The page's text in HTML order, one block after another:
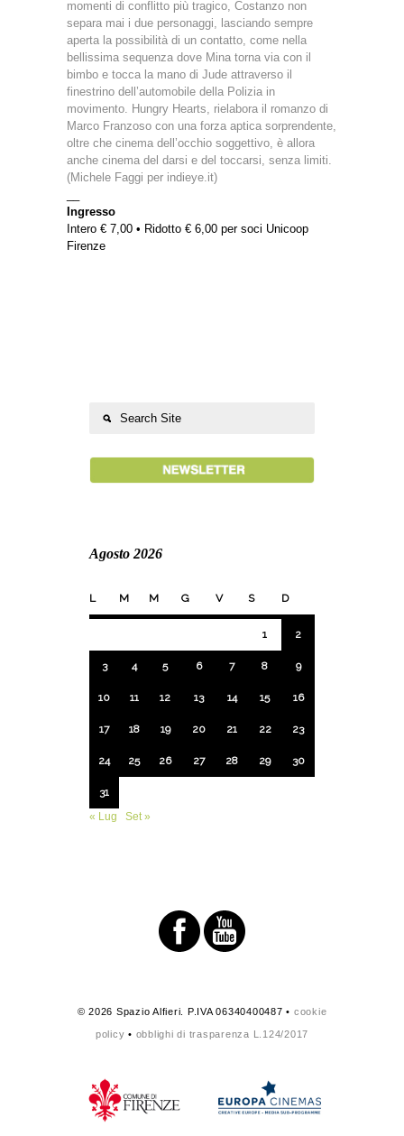
momenti di conflitto più tragico, Costanzo non
separa mai i due personaggi, lasciando sempre
aperta la possibilità di un contatto, come nella
bellissima sequenza dove Mina torna via con il
bimbo e tocca la mano di Jude attraverso il
finestrino dell’automobile della Polizia in
movimento. Hungry Hearts, rielabora il romanzo di
Marco Franzoso con una forza aptica sorprendente,
oltre che cinema dell’occhio soggettivo, è allora
anche cinema del darsi e del toccarsi, senza limiti.
(Michele Faggi per indieye.it)
Ingresso
Intero € 7,00 • Ridotto € 6,00 per soci Unicoop
Firenze
Agosto 2026
L M M G V S D
1 2
3 4 5 6 7 8 9
10 11 12 13 14 15 16
17 18 19 20 21 22 23
24 25 26 27 28 29 30
31
« Lug
Set »
© 2026 Spazio Alfieri. P.IVA 06340400487 • cookie
policy • obblighi di trasparenza L.124/2017